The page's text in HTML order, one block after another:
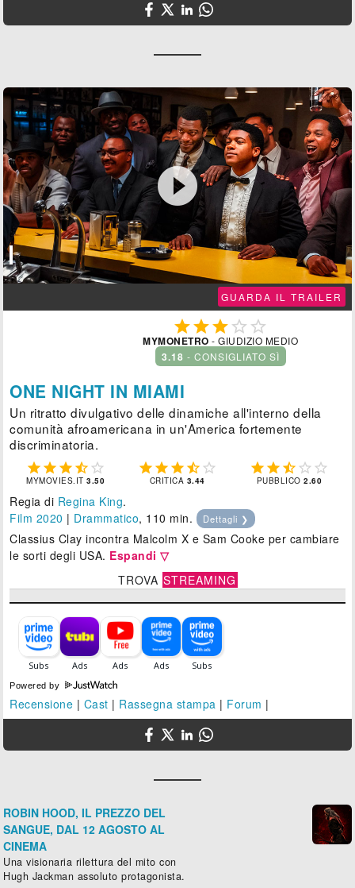

GUARDA IL TRAILER
  
MYMONETRO - GIUDIZIO MEDIO
3.18 - CONSIGLIATO SÌ
ONE NIGHT IN MIAMI
Un ritratto divulgativo delle dinamiche all'interno della
comunità afroamericana in un'America fortemente
discriminatoria.
    
MYMOVIES.IT3.50
    
CRITICA 3.44
    
PUBBLICO2.60
Regia di Regina King.
Film 2020 | Drammatico, 110 min. Dettagli ❯
Classius Clay incontra Malcolm X e Sam Cooke per cambiare
le sorti degli USA. Espandi ▽
TROVA STREAMING
Powered by
Recensione | Cast | Rassegna stampa | Forum |
ROBIN HOOD, IL PREZZO DEL
SANGUE, DAL 12 AGOSTO AL
CINEMA
Una visionaria rilettura del mito con
Hugh Jackman assoluto protagonista.